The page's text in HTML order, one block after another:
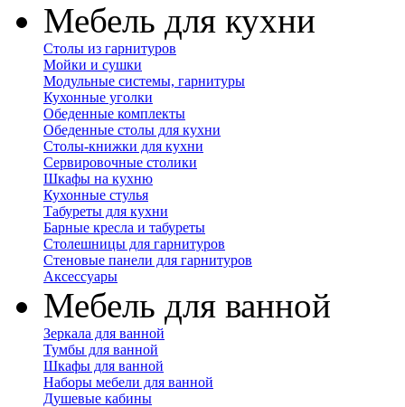
Мебель для кухни
Столы из гарнитуров
Мойки и сушки
Модульные системы, гарнитуры
Кухонные уголки
Обеденные комплекты
Обеденные столы для кухни
Столы-книжки для кухни
Сервировочные столики
Шкафы на кухню
Кухонные стулья
Табуреты для кухни
Барные кресла и табуреты
Столешницы для гарнитуров
Стеновые панели для гарнитуров
Аксессуары
Мебель для ванной
Зеркала для ванной
Тумбы для ванной
Шкафы для ванной
Наборы мебели для ванной
Душевые кабины